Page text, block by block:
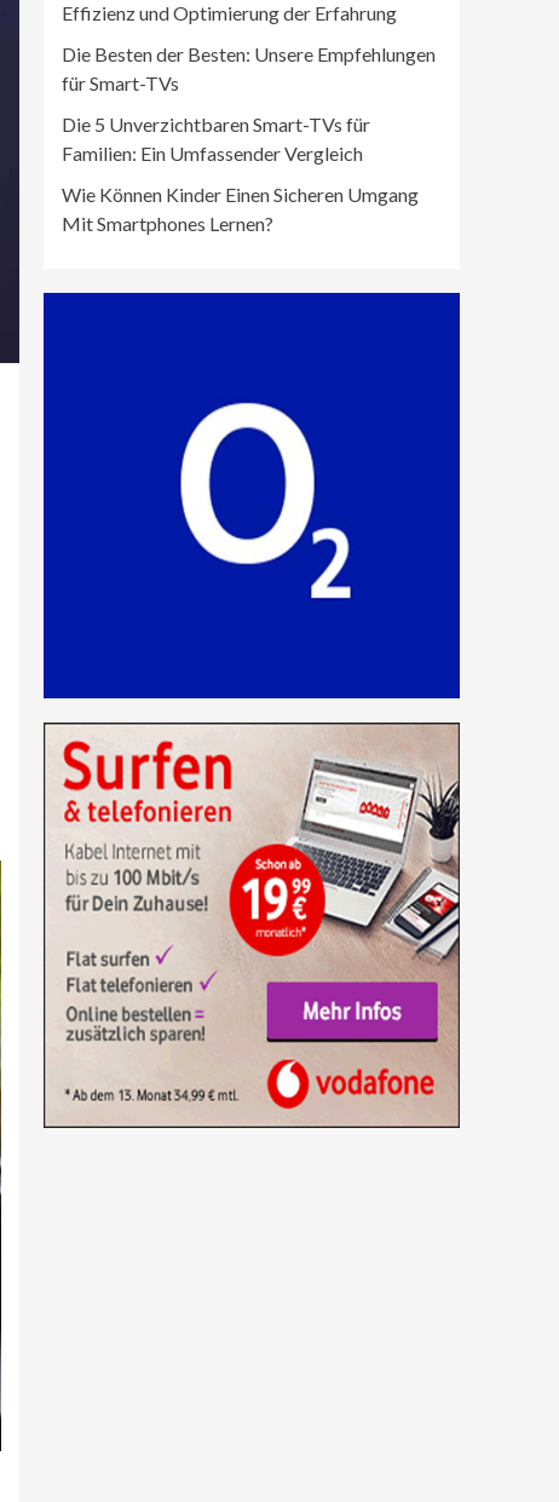
Effizienz und Optimierung der Erfahrung
Die Besten der Besten: Unsere Empfehlungen
für Smart-TVs
Die 5 Unverzichtbaren Smart-TVs für
Familien: Ein Umfassender Vergleich
Wie Können Kinder Einen Sicheren Umgang
Mit Smartphones Lernen?